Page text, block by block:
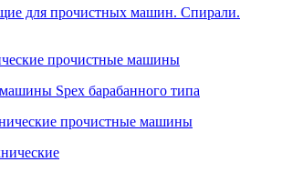
для прочистных машин. Спирали.
прочистные машины
Spex барабанного типа
прочистные машины